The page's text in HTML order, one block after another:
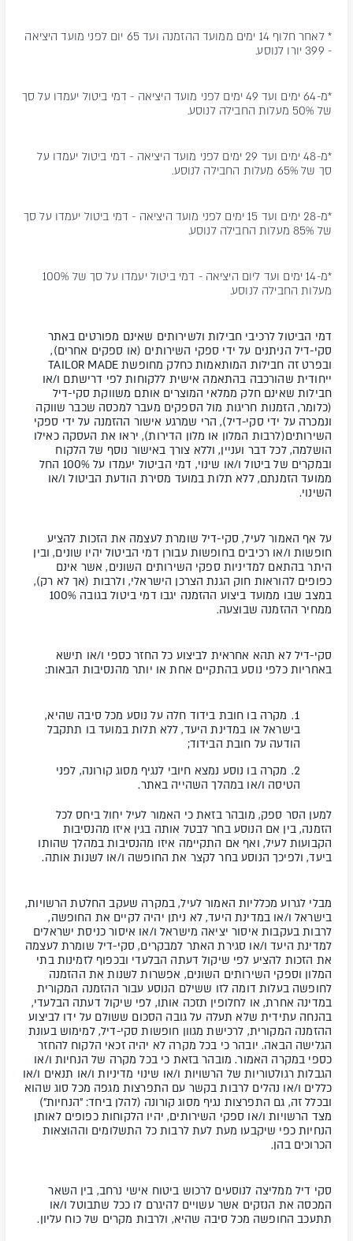
* לאחר חלוף 14 ימים ממועד ההזמנה ועד 65 יום לפני מועד היציאה
- 399 יורו לנוסע.
*מ-64 ימים ועד 49 ימים לפני מועד היציאה - דמי ביטול יעמדו על סך
של 50% מעלות החבילה לנוסע.
*מ-48 ימים ועד 29 ימים לפני מועד היציאה - דמי ביטול יעמדו על
סך של 65% מעלות החבילה לנוסע.
*מ-28 ימים ועד 15 ימים לפני מועד היציאה - דמי ביטול יעמדו על סך
של 85% מעלות החבילה לנוסע.
*מ-14 ימים ועד ליום היציאה - דמי ביטול יעמדו על סך של 100%
מעלות החבילה לנוסע.
דמי הביטול לרכיבי חבילות ולשירותים שאינם מפורטים באתר
סקי-דיל הניתנים על ידי ספקי השירותים (או ספקים אחרים),
ובפרט זה חבילות המותאמות כחלק מחופשת TAILOR MADE
ייחודית שהורכבה בהתאמה אישית ללקוחות לפי דרישתם ו/או
חבילות שאינם חלק ממלאי המוצרים אותם משווקת סקי-דיל
(כלומר, הזמנות חריגות מול הספקים מעבר למכסה שכבר שווקה
ונמכרה על ידי סקי-דיל), הרי שמרגע אישור ההזמנה על ידי ספקי
השירותים(לרבות המלון או מלון הדירות), יראו את העסקה כאילו
הושלמה, לכל דבר ועניין, וללא צורך באישור נוסף של הלקוח
ובמקרים של ביטול ו/או שינוי, דמי הביטול יעמדו על 100% החל
ממועד הזמנתם, ללא תלות במועד מסירת הודעת הביטול ו/או
השינוי.
על אף האמור לעיל, סקי-דיל שומרת לעצמה את הזכות להציע
חופשות ו/או רכיבים בחופשות עבורן דמי הביטול יהיו שונים, ובין
היתר בהתאם למדיניות ספקי השירותים השונים, אשר אינם
כפופים להוראות חוק הגנת הצרכן הישראלי, ולרבות (אך לא רק),
במצב שבו ממועד ביצוע ההזמנה יגבו דמי ביטול בגובה 100%
ממחיר ההזמנה שבוצעה.
סקי-דיל לא תהא אחראית לביצוע כל החזר כספי ו/או תישא
באחריות כלפי נוסע בהתקיים אחת או יותר מהנסיבות הבאות:
מקרה בו חובת בידוד חלה על נוסע מכל סיבה שהיא,
בישראל או במדינת היעד, ללא תלות במועד בו תתקבל
הודעה על חובת הבידוד;
מקרה בו נוסע נמצא חיובי לנגיף מסוג קורונה, לפני
הטיסה ו/או במהלך השהייה באתר.
למען הסר ספק, מובהר בזאת כי האמור לעיל יחול ביחס לכל
הזמנה, בין אם הנוסע בחר לבטל אותה בגין איזו מהנסיבות
הקבועות לעיל, ואף אם התקיימה איזו מהנסיבות במהלך שהותו
ביעד, ולפיכך הנוסע בחר לקצר את החופשה ו/או לשנות אותה.
מבלי לגרוע מכלליות האמור לעיל, במקרה שעקב החלטת הרשויות,
בישראל ו/או במדינת היעד, לא ניתן יהיה לקיים את החופשה,
לרבות בעקבות איסור יציאה מישראל ו/או איסור כניסת ישראלים
למדינת היעד ו/או סגירת האתר למבקרים, סקי-דיל שומרת לעצמה
את הזכות להציע לפי שיקול דעתה הבלעדי ובכפוף לזמינות בתי
המלון וספקי השירותים השונים, אפשרות לשנות את ההזמנה
לחופשה בעלות דומה לזו ששילם הנוסע עבור ההזמנה המקורית
במדינה אחרת, או לחלופין תזכה אותו, לפי שיקול דעתה הבלעדי,
בהנחה עתידית שלא תעלה על גובה הסכום ששולם על ידו לביצוע
ההזמנה המקורית, לרכישת מגוון חופשות סקי-דיל, למימוש בעונת
הגלישה הבאה. יובהר כי בכל מקרה לא יהיה זכאי הלקוח להחזר
כספי במקרה האמור. מובהר בזאת כי בכל מקרה של הנחיות ו/או
הגבלות רגולטוריות של הרשויות ו/או שינוי מדיניות ו/או תנאים ו/או
כללים ו/או נהלים לרבות בקשר עם התפרצות מגפה מכל סוג שהוא
ובכלל זה, גם התפרצות נגיף מסוג קורונה (להלן ביחד: "הנחיות")
מצד הרשויות ו/או ספקי השירותים, יהיו הלקוחות כפופים לאותן
הנחיות כפי שיקבעו מעת לעת לרבות כל התשלומים וההוצאות
הכרוכים בהן.
סקי דיל ממליצה לנוסעים לרכוש ביטוח אישי נרחב, בין השאר
המכסה את הנזקים אשר עשויים להיגרם לו ככל שתבוטל ו/או
תתעכב החופשה מכל סיבה שהיא, ולרבות מקרים של כוח עליון.